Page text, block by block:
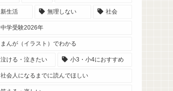
新生活 無理しない 社会
中学受験2026年
まんが（イラスト）でわかる
泣ける・泣きたい 小3・小4におすすめ
社会人になるまでに読んでほしい